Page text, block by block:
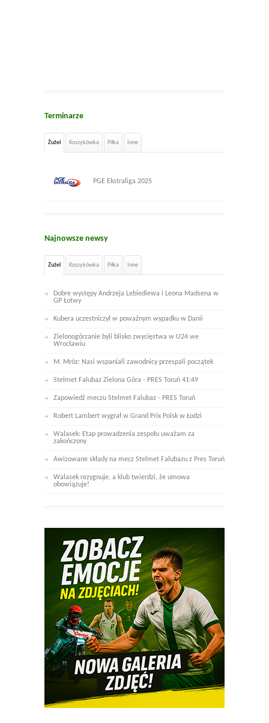
Terminarze
Żużel Koszykówka Piłka Inne
PGE Ekstraliga 2025
Najnowsze newsy
Żużel Koszykówka Piłka Inne
Dobre występy Andrzeja Lebiediewa i Leona Madsena w
GP Łotwy
Kubera uczestniczył w poważnym wypadku w Danii
Zielonogórzanie byli blisko zwycięstwa w U24 we
Wrocławiu
M. Mróz: Nasi wspaniali zawodnicy przespali początek
Stelmet Falubaz Zielona Góra - PRES Toruń 41:49
Zapowiedź meczu Stelmet Falubaz - PRES Toruń
Robert Lambert wygrał w Grand Prix Polsk w Łodzi
Walasek: Etap prowadzenia zespołu uważam za
zakończony
Awizowane składy na mecz Stelmet Falubazu z Pres Toruń
Walasek rezygnuje, a klub twierdzi, że umowa
obowiązuje!